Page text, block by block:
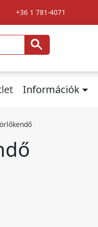
+36 1 781-4071
Információk